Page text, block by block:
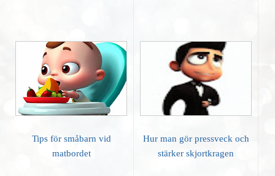
Tips för småbarn vid
matbordet
Hur man gör pressveck och
stärker skjortkragen